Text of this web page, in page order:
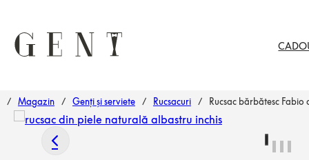
/ Magazin / Genți și serviete / Rucsacuri / Rucsac bărbătesc